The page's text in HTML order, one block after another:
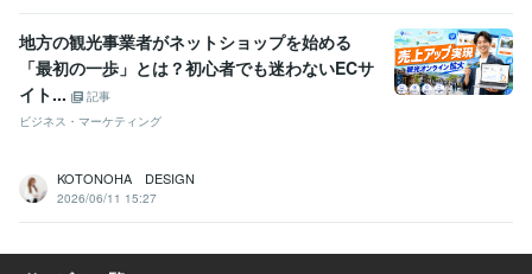
地方の観光事業者がネットショップを始める
「最初の一歩」とは？初心者でも迷わないECサ
イト...
記事
ビジネス・マーケティング
KOTONOHA DESIGN
2026/06/11 15:27